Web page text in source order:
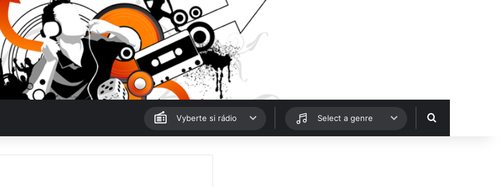
Vyberte si rádio Select a genre Hledat